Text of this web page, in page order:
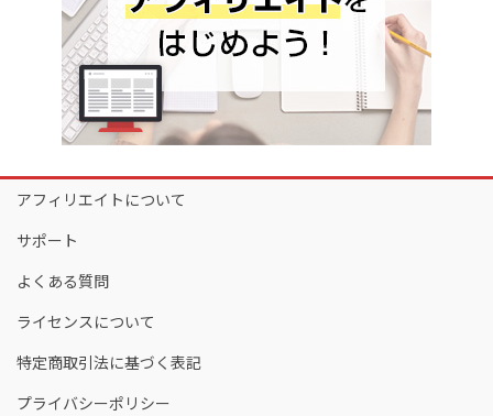
アフィリエイトについて
サポート
よくある質問
ライセンスについて
特定商取引法に基づく表記
プライバシーポリシー